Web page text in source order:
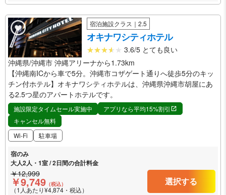
宿泊施設クラス｜2.5
オキナワシティホテル
3.6/5 とても良い
沖縄県/沖縄市 沖縄アリーナから1.73km
【沖縄南ICから車で5分。沖縄市コザゲート通りへ徒歩5分のキッ
チン付ホテル】オキナワシティホテルは、沖縄県沖縄市胡屋にあ
る2.5つ星のアパートホテルです。
施設限定タイムセール実施中
アプリなら平均15%割引
キャンセル無料
Wi-Fi
駐車場
宿のみ
大人2人・1室 / 2日間の合計料金
￥12,999
￥9,749 （税込）
（1人あたり¥4,874・税込）
選択する